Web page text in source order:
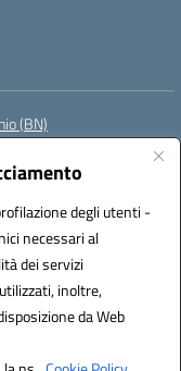
degli utenti -
necessari al
dei servizi
inoltre,
da Web
(BN)
istsc_bnis02300v
S.r.l.